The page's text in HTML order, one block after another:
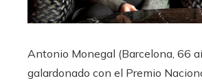
Antonio Monegal (Barcelona, 66
galardonado con el Premio